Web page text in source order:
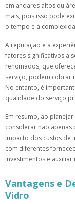
em andares altos ou
mais, pois isso pode
o tempo e a
A reputação e a
fatores significativos a
renomados, que
serviço, podem cobrar
No entanto, é
qualidade do serviço
Em resumo, ao
considerar não apenas
impacto dos custos de
com diferentes
investimentos e
Vantagens e
Vidro